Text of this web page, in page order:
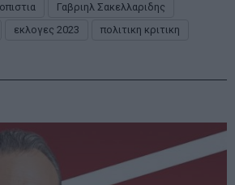
Γαβριηλ Σακελλαριδης
εκλογες 2023
πολιτικη κριτικη